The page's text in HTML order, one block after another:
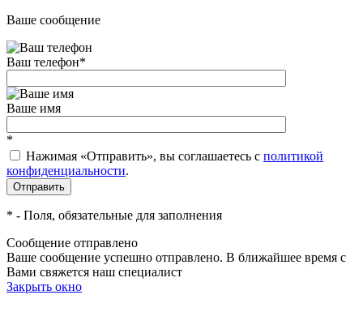
Ваше сообщение
Ваш телефон*
Ваше имя
*
Нажимая «Отправить», вы соглашаетесь c политикой
конфиденциальности.
* - Поля, обязательные для заполнения
Сообщение отправлено
Ваше сообщение успешно отправлено. В ближайшее время с
Вами свяжется наш специалист
Закрыть окно